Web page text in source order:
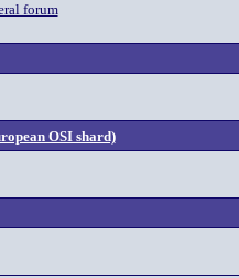
forum
OSI shard)